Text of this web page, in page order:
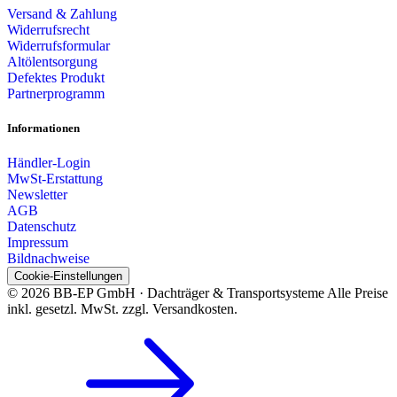
Versand & Zahlung
Widerrufsrecht
Widerrufsformular
Altölentsorgung
Defektes Produkt
Partnerprogramm
Informationen
Händler-Login
MwSt-Erstattung
Newsletter
AGB
Datenschutz
Impressum
Bildnachweise
Cookie-Einstellungen
© 2026 BB-EP GmbH · Dachträger & Transportsysteme Alle Preise
inkl. gesetzl. MwSt. zzgl. Versandkosten.